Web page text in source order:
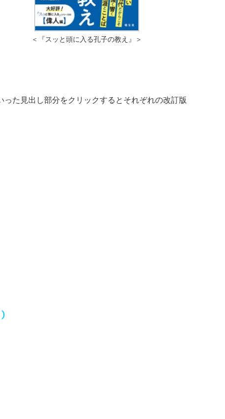
＜『スッと頭に入る孔子の教え』＞
った見出し部分をクリックするとそれぞれの改訂版